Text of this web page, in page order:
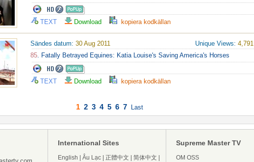
TEXT Download kopiera kodkällan
Sändes datum: 30 Aug 2011 Unique Views: 4,791
85. Fatally Betrayed Equines: Katia Louise's Saving America's Horses
TEXT Download kopiera kodkällan
1 2 3 4 5 6 7 Last
International Sites
English Âu Lạc 正體中文 简体中文
Supreme Master TV
OM OSS